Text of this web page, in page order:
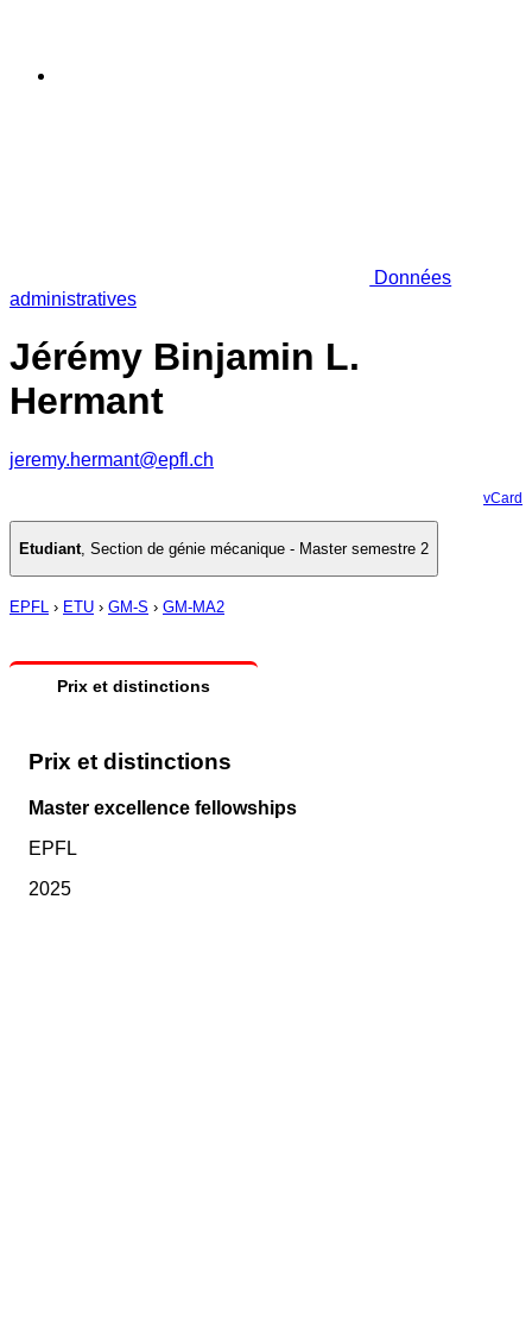
Données
administratives
Jérémy Binjamin L.
Hermant
jeremy.hermant@epfl.ch
vCard
Etudiant, Section de génie mécanique - Master semestre 2
EPFL › ETU › GM-S › GM-MA2
Prix et distinctions
Prix et distinctions
Master excellence fellowships
EPFL
2025